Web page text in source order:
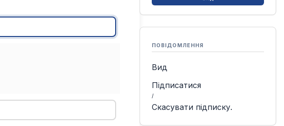
ПОВІДОМЛЕННЯ
Вид
Підписатися
/
Скасувати підписку.